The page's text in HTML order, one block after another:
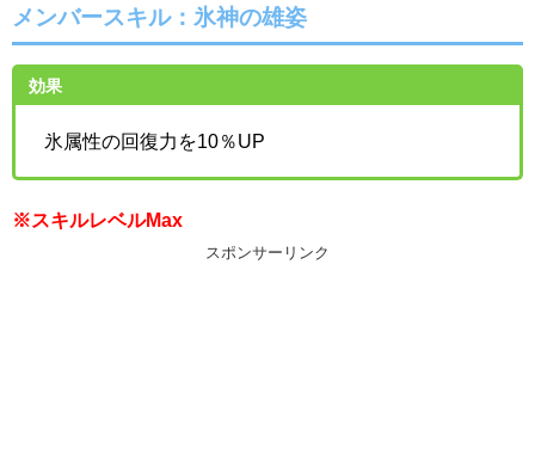
メンバースキル：氷神の雄姿
効果
氷属性の回復力を10％UP
※スキルレベルMax
スポンサーリンク